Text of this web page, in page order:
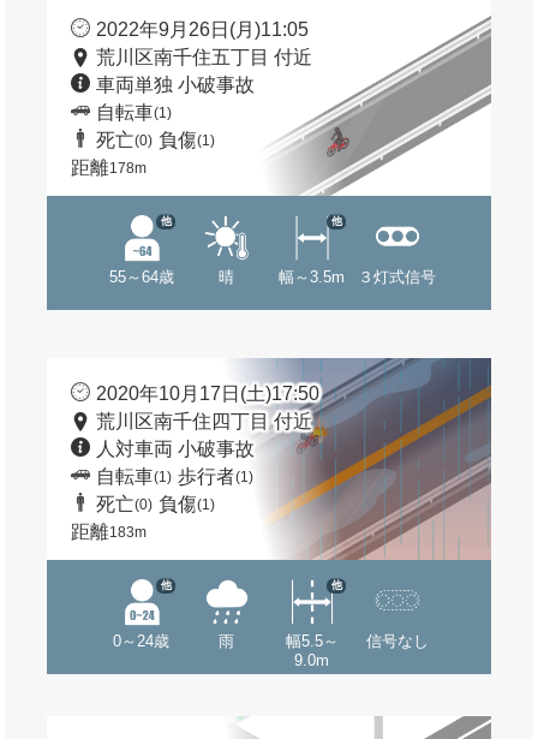
2022年9月26日(月)11:05
荒川区南千住五丁目 付近
車両単独 小破事故
自転車(1)
死亡(0) 負傷(1)
距離178m
55～64歳
他
晴 幅～3.5m
他
３灯式信号
2020年10月17日(土)17:50
荒川区南千住四丁目 付近
人対車両 小破事故
自転車(1) 歩行者(1)
死亡(0) 負傷(1)
距離183m
0～24歳
他
雨
幅5.5～
9.0m
他
信号なし